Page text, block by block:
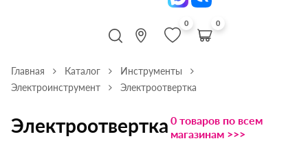
0 0
Главная Каталог
Инструменты
Электроинструмент
Электроотвертка
Электроотвертка 0 товаров по всем
магазинам >>>